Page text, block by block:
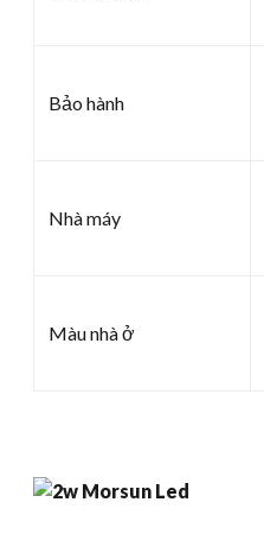
Bảo hành
Nhà máy
Màu nhà ở